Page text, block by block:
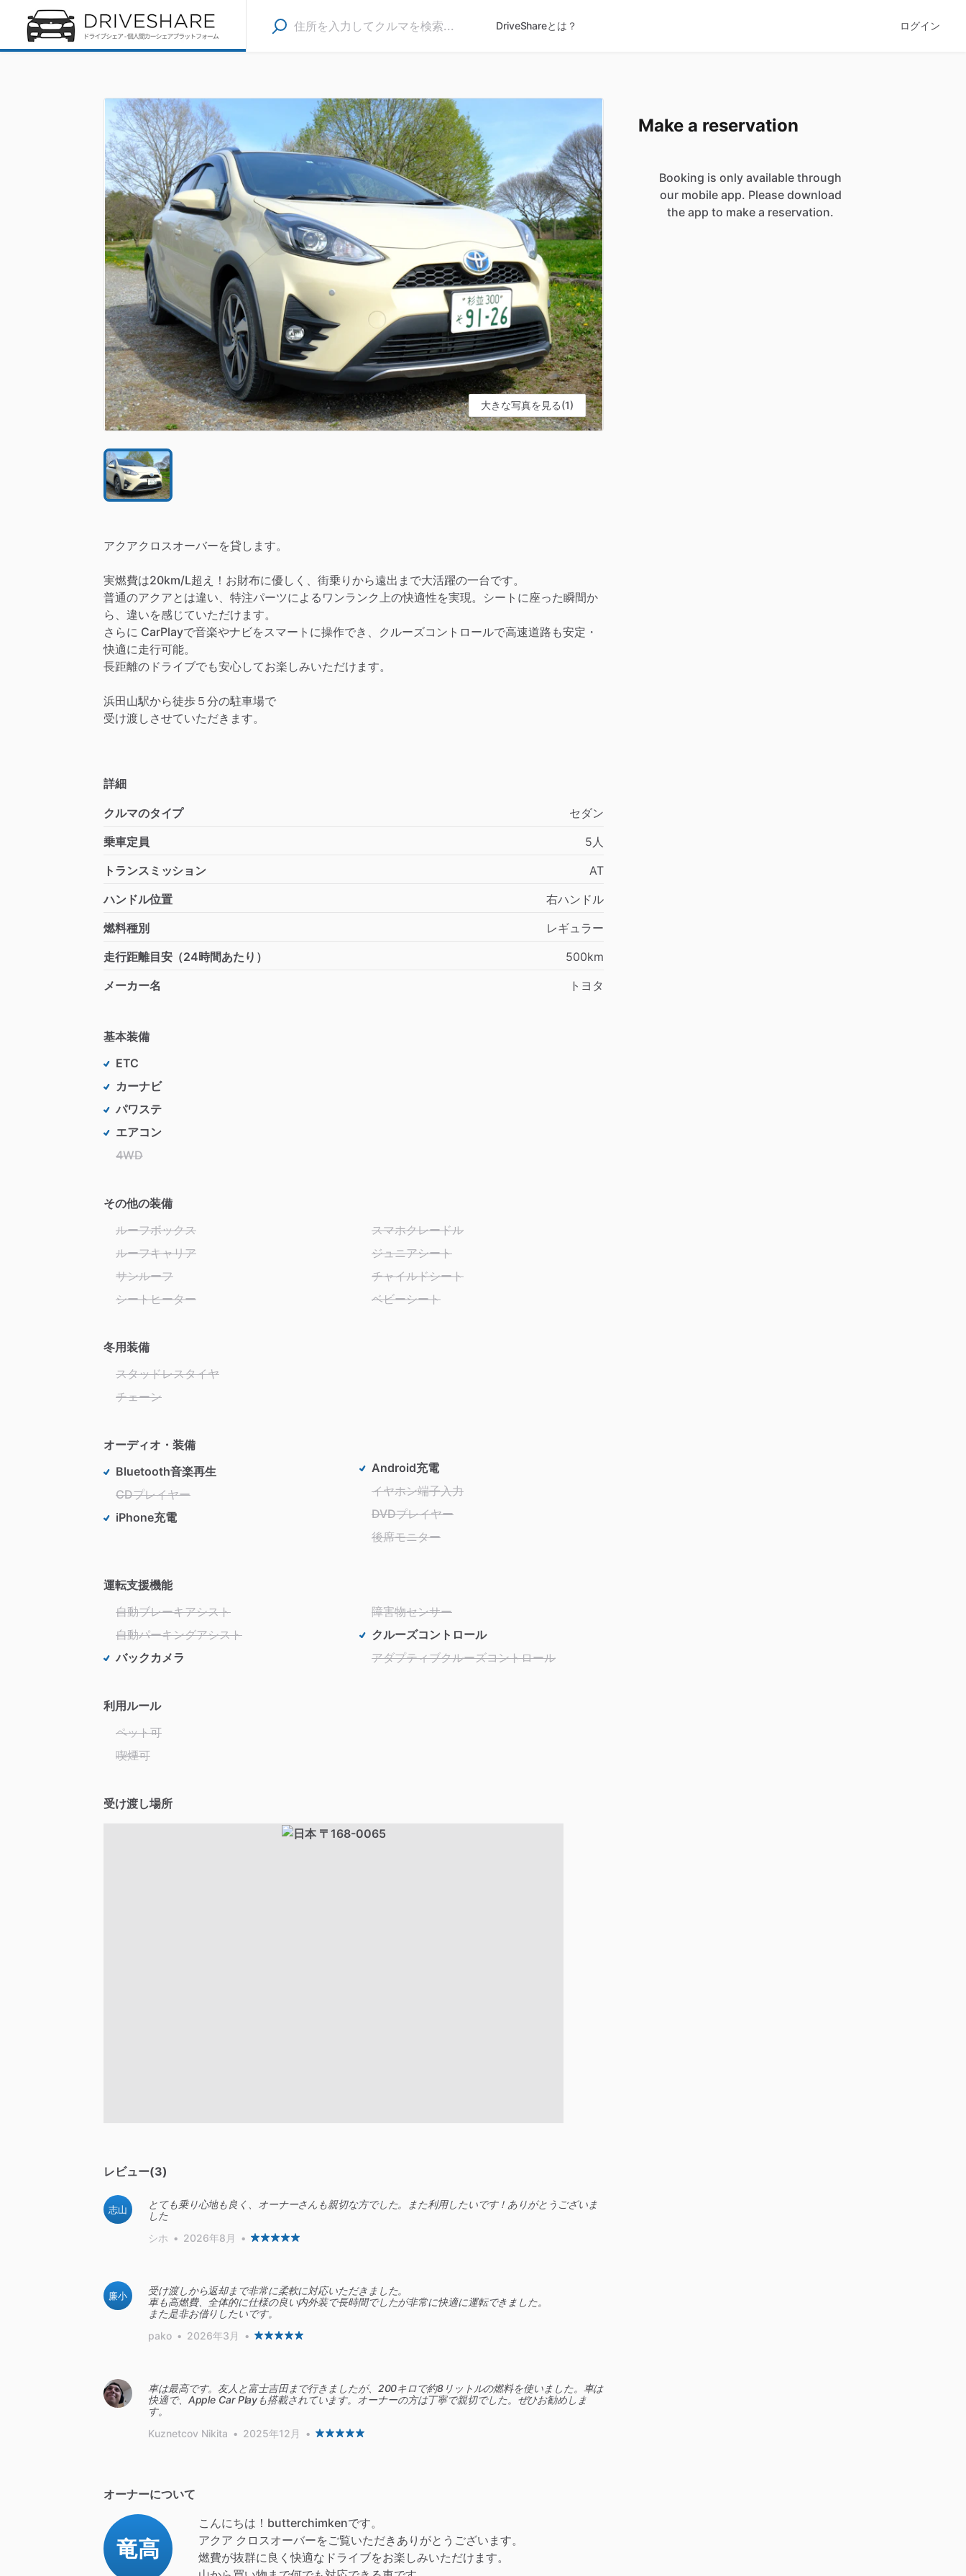
DriveShareとは？ ログイン
大きな写真を見る(1)
アクアクロスオーバーを貸します。
実燃費は20km​/​L超え！お財布に優しく、街乗りから遠出まで大活躍の一台です。
普通のアクアとは違い、特注パーツによるワンランク上の快適性を実現。シートに座った瞬間か
ら、違いを感じていただけます。
さらに CarPlayで音楽やナビをスマートに操作でき、クルーズコントロールで高速道路も安定・
快適に走行可能。
長距離のドライブでも安心してお楽しみいただけます。
浜田山駅から徒歩５分の駐車場で
受け渡しさせていただきます。
詳細
クルマのタイプ
セダン
乗車定員
5人
トランスミッション
AT
ハンドル位置
右ハンドル
燃料種別
レギュラー
走行距離目安（24時間あたり）
500km
メーカー名
トヨタ
基本装備
ETC
カーナビ
パワステ
エアコン
4WD
その他の装備
ルーフボックス
ルーフキャリア
サンルーフ
シートヒーター
スマホクレードル
ジュニアシート
チャイルドシート
ベビーシート
冬用装備
スタッドレスタイヤ
チェーン
オーディオ・装備
Bluetooth音楽再生
CDプレイヤー
iPhone充電
Android充電
イヤホン端子入力
DVDプレイヤー
後席モニター
運転支援機能
自動ブレーキアシスト
自動パーキングアシスト
バックカメラ
障害物センサー
クルーズコントロール
アダプティブクルーズコントロール
利用ルール
ペット可
喫煙可
受け渡し場所
レビュー(3)
志山
とても乗り心地も良く、オーナーさんも親切な方でした。また利用したいです！ありがとうございま
した
シホ • 2026年8月 •
廉小
受け渡しから返却まで非常に柔軟に対応いただきました。
車も高燃費、全体的に仕様の良い内外装で長時間でしたが非常に快適に運転できました。
また是非お借りしたいです。
pako • 2026年3月 •
車は最高です。友人と富士吉田まで行きましたが、200キロで約8リットルの燃料を使いました。車は
快適で、Apple Car Playも搭載されています。オーナーの方は丁寧で親切でした。ぜひお勧めしま
す。
Kuznetcov Nikita • 2025年12月 •
オーナーについて
竜高
こんにちは！butterchimkenです。
アクア クロスオーバーをご覧いただきありがとうございます。
燃費が抜群に良く快適なドライブをお楽しみいただけます。
Make a reservation
Booking is only available through
our mobile app. Please download
the app to make a reservation.